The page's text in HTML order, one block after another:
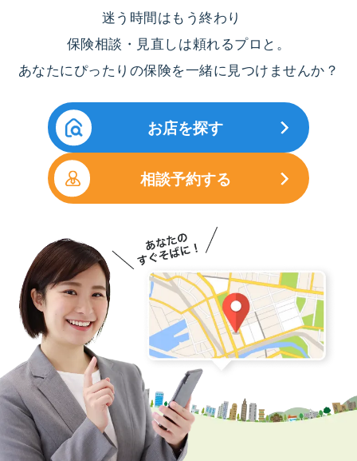
迷う時間はもう終わり
保険相談・見直しは頼れるプロと。
あなたにぴったりの保険を一緒に見つけませんか？
お店を探す
相談予約する